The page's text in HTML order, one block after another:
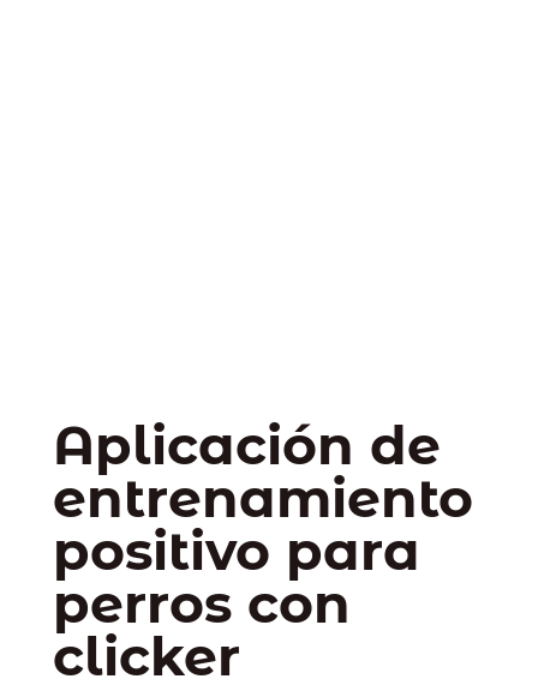
Aplicación de
entrenamiento
positivo para
perros con
clicker